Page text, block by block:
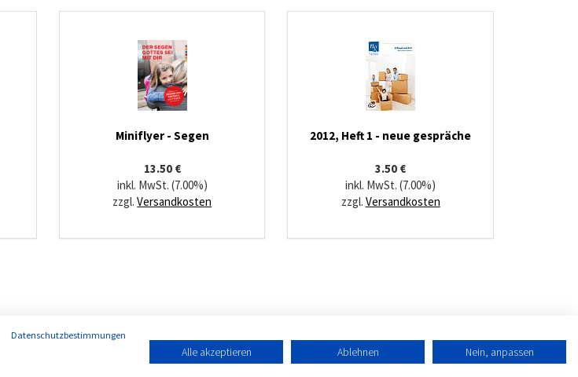
Miniflyer - Segen
13.50 €
inkl. MwSt. (7.00%)
zzgl.Versandkosten
2012, Heft 1 - neue gespräche
3.50 €
inkl. MwSt. (7.00%)
zzgl. Versandkosten
Datenschutzbestimmungen
Alle akzeptieren Ablehnen Nein, anpassen